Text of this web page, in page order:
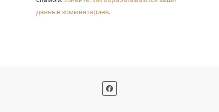
данные комментариев.